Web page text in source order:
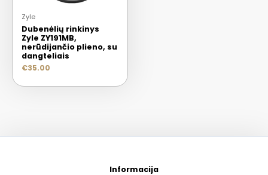
Zyle
Dubenėlių rinkinys
Zyle ZY191MB,
nerūdijančio plieno, su
dangteliais
€35.00
Informacija